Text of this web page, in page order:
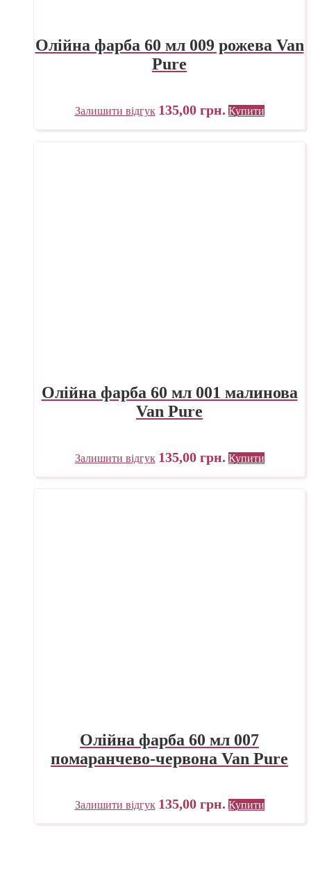
Олійна фарба 60 мл 009 рожева Van
Pure
Залишити відгук 135,00 грн. Купити
Олійна фарба 60 мл 001 малинова
Van Pure
Залишити відгук 135,00 грн. Купити
Олійна фарба 60 мл 007
помаранчево-червона Van Pure
Залишити відгук 135,00 грн. Купити